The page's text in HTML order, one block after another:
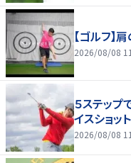
【ゴルフ】
2026/08/08
５ステップ
イスショッ
2026/08/08